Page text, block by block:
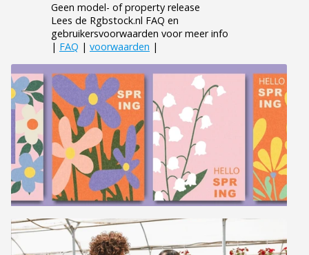
Geen model- of property release
Lees de Rgbstock.nl FAQ en
gebruikersvoorwaarden voor meer info
| FAQ | voorwaarden |